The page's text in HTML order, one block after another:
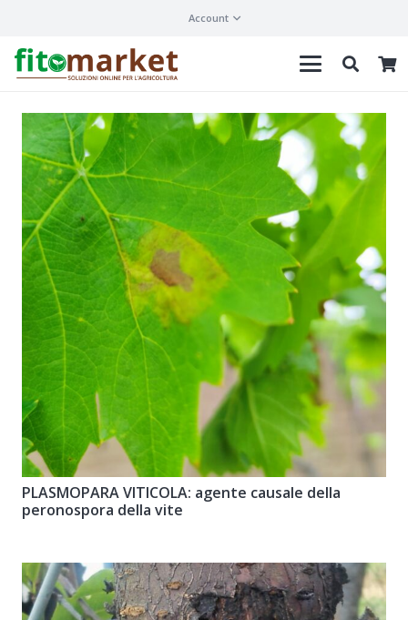
Account
PLASMOPARA VITICOLA: agente causale della
peronospora della vite